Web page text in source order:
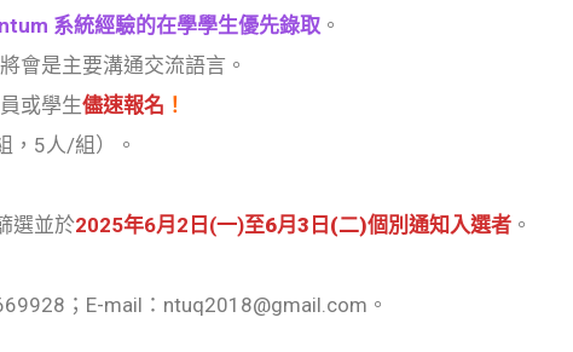
系統經驗的在學學生優先錄取 。
會是主要溝通交流語言。
或學生儘速報名 ！
，5人/組）。
選並於2025年6月2日(一)至6月3日(二)個別通知入選者 。
；E-mail：ntuq2018@gmail.com。